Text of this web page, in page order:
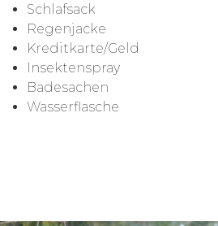
Schlafsack
Regenjacke
Kreditkarte/Geld
Insektenspray
Badesachen
Wasserflasche